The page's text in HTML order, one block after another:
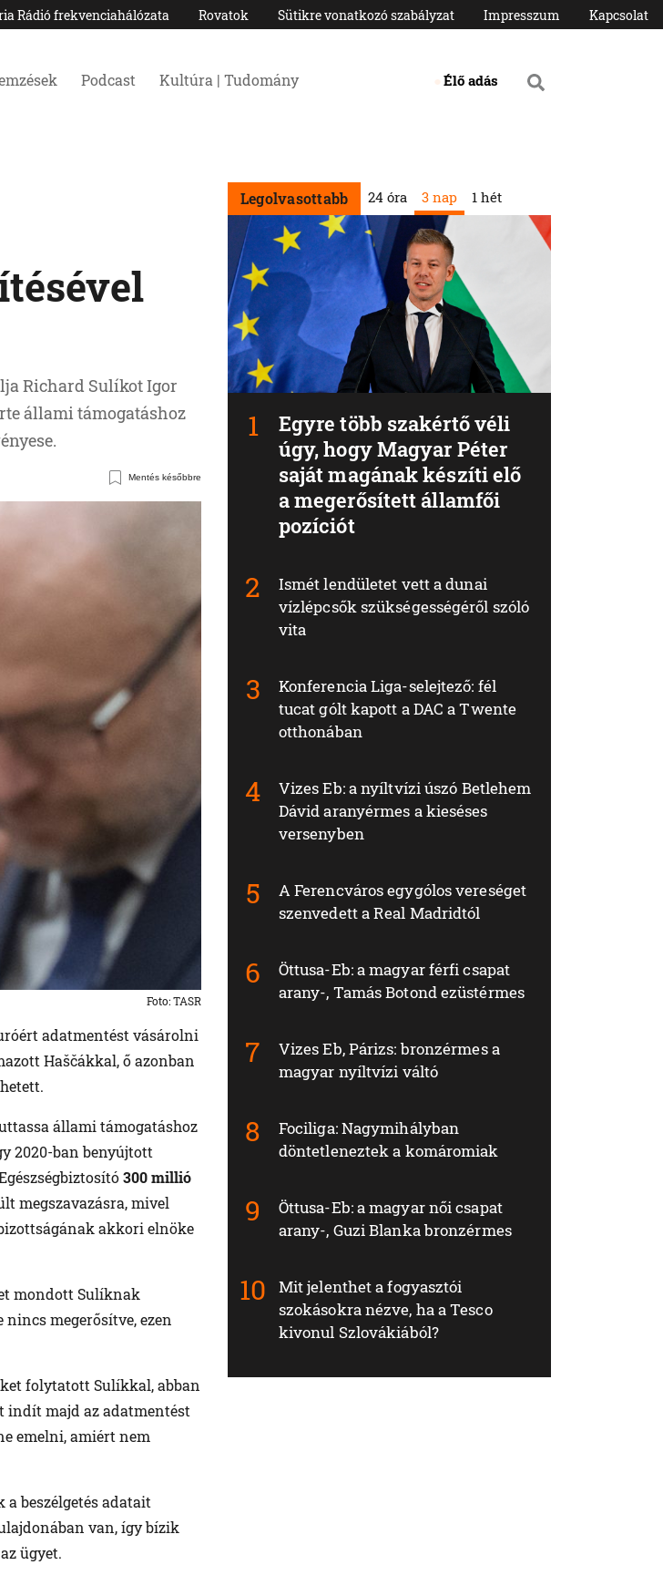
Rádió frekvenciahálózata Rovatok Sütikre vonatkozó szabályzat Impresszum Kapcsolat
Podcast Kultúra | Tudomány Élő adás
Richard Sulíkot Igor
állami támogatáshoz
Mentés későbbre
Foto: TASR
adatmentést vásárolni
Haščákkal, ő azonban
állami támogatáshoz
2020-ban benyújtott
300 millió
megszavazásra, mivel
akkori elnöke
mondott Sulíknak
megerősítve, ezen
folytatott Sulíkkal, abban
indít majd az adatmentést
emelni, amiért nem
beszélgetés adatait
van, így bízik
ügyet.
Legolvasottabb 24 óra 3 nap
Egyre több szakértő véli
úgy, hogy Magyar Péter
saját magának készíti elő
a megerősített államfői
pozíciót
Ismét lendületet vett a dunai
vízlépcsők szükségességéről szóló
vita
Konferencia Liga-selejtező: fél
tucat gólt kapott a DAC a Twente
otthonában
Vizes Eb: a nyíltvízi úszó Betlehem
Dávid aranyérmes a kieséses
versenyben
A Ferencváros egygólos vereséget
szenvedett a Real Madridtól
Öttusa-Eb: a magyar férfi csapat
arany-, Tamás Botond ezüstérmes
Vizes Eb, Párizs: bronzérmes a
magyar nyíltvízi váltó
Fociliga: Nagymihályban
döntetleneztek a komáromiak
Öttusa-Eb: a magyar női csapat
arany-, Guzi Blanka bronzérmes
Mit jelenthet a fogyasztói
szokásokra nézve, ha a Tesco
kivonul Szlovákiából?
1 hét